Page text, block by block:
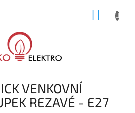
VENKOVNÍ
REZAVÉ - E27